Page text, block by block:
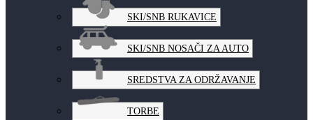
SKI/SNB RUKAVICE
SKI/SNB NOSAČI ZA AUTO
SREDSTVA ZA ODRŽAVANJE
TORBE